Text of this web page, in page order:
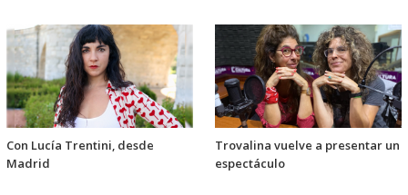
Con Lucía Trentini, desde
Madrid
Trovalina vuelve a presentar un
espectáculo